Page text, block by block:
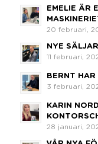
EMELIE ÄR
20 februari,
NYE
11 februari,
BERNT HAR
3 februari,
KARIN
28 januari,